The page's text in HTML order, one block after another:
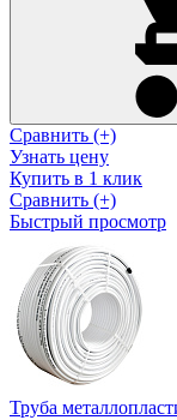
Сравнить (+)
Узнать цену
Купить в 1 клик
Сравнить (+)
Быстрый просмотр
Труба